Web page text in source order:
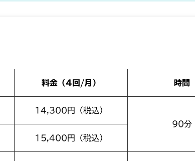
料金（4回/月） 時間
14,300円（税込）
90分
15,400円（税込）